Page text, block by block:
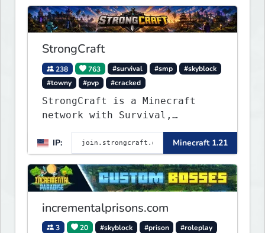
StrongCraft
238 763 #survival #smp
#skyblock
#towny
#pvp #cracked
StrongCraft is a Minecraft
network with Survival,
Creative, Skyblock, Prison,
Towny, PvP, LifeSteal, Events,
and more. Pick a server and
start playing.
IP: Minecraft 1.21
incrementalprisons.com
3 20 #skyblock #prison
#roleplay